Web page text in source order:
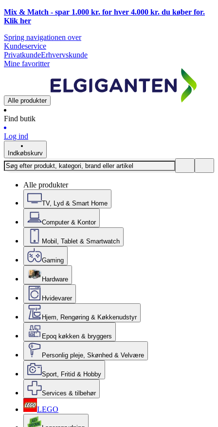
Mix & Match - spar 1.000 kr. for hver 4.000 kr. du køber for.
Klik her
Spring navigationen over
Kundeservice
PrivatkundeErhvervskunde
Mine favoritter
Alle produkter
Find butik
Log ind
Indkøbskurv
Alle produkter
TV, Lyd & Smart Home
Computer & Kontor
Mobil, Tablet & Smartwatch
Gaming
Hardware
Hvidevarer
Hjem, Rengøring & Køkkenudstyr
Epoq køkken & bryggers
Personlig pleje, Skønhed & Velvære
Sport, Fritid & Hobby
Services & tilbehør
LEGO